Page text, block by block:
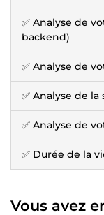
✅ Analyse de
backend)
✅ Analyse de
✅ Analyse de
✅ Analyse de
✅ Durée de la
Vous avez